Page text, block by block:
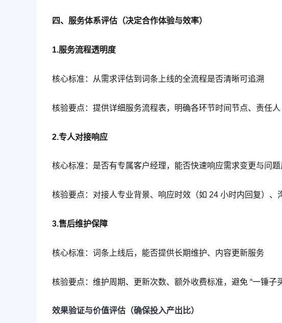
四、服务体系评估（决定合作体验与效率）
1.服务流程透明度
核心标准：从需求评估到词条上线的全流程是否清晰可追溯
核验要点：提供详细服务流程表，明确各环节时间节点、责任人
2.专人对接响应
核心标准：是否有专属客户经理，能否快速响应需求变更与问
核验要点：对接人专业背景、响应时效（如 24 小时内回复）、
3.售后维护保障
核心标准：词条上线后，能否提供长期维护、内容更新服务
核验要点：维护周期、更新次数、额外收费标准，避免 “一锤子
效果验证与价值评估（确保投入产出比）